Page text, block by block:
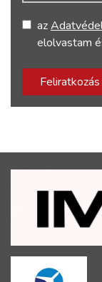
az
elolvastam
Feliratkozás